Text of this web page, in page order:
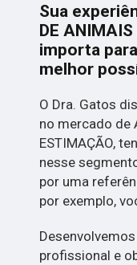
Sua
DE
importa
melhor
O Dra. Gatos
no mercado de
ESTIMAÇÃO,
nesse
por uma
por exemplo,
profissional e